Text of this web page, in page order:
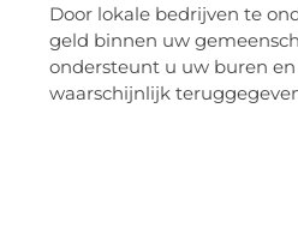
Door lokale bedrijven te
geld binnen uw
ondersteunt u uw buren
waarschijnlijk